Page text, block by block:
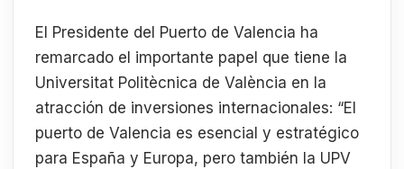
El Presidente del Puerto de Valencia ha
remarcado el importante papel que tiene la
Universitat Politècnica de València en la
atracción de inversiones internacionales: “El
puerto de Valencia es esencial y estratégico
para España y Europa, pero también la UPV